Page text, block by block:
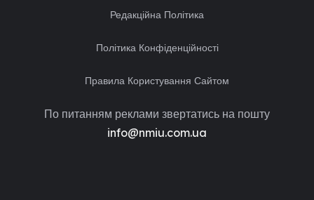
Редакційна Політика
Політика Конфіденційності
Правила Користування Сайтом
По питанням реклами звертатись на пошту
info@nmiu.com.ua